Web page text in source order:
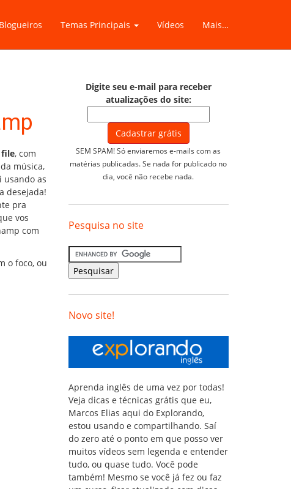
Temas Principais Vídeos Mais…
file, com
música,
usando as
desejada!
pra
vos
com
o foco, ou
Digite seu e-mail para receber
atualizações do site:
SEM SPAM! Só enviaremos e-mails com as
matérias publicadas. Se nada for publicado no
dia, você não recebe nada.
Pesquisa no site
Novo site!
Aprenda inglês de uma vez por todas!
Veja dicas e técnicas grátis que eu,
Marcos Elias aqui do Explorando,
estou usando e compartilhando. Saí
do zero até o ponto em que posso ver
muitos vídeos sem legenda e entender
tudo, ou quase tudo. Você pode
também! Mesmo se você já fez ou faz